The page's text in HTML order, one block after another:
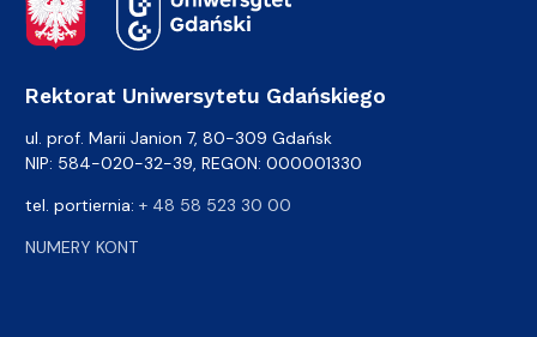
Rektorat Uniwersytetu Gdańskiego
ul. prof. Marii Janion 7, 80-309 Gdańsk
NIP: 584-020-32-39, REGON: 000001330
tel. portiernia: + 48 58 523 30 00
NUMERY KONT